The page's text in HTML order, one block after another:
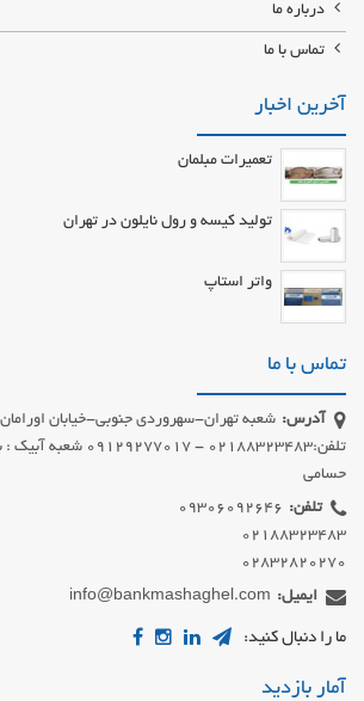
درباره ما
تماس با ما
آخرین اخبار
تعمیرات مبلمان
تولید کیسه و رول نایلون در تهران
واتر استاپ
تماس با ما
آدرس:
تلفن:02188323483 -
حسامی
تلفن:
02832820270
ایمیل: info@bankmashaghel.com
ما را دنبال کنید:
آمار بازدید